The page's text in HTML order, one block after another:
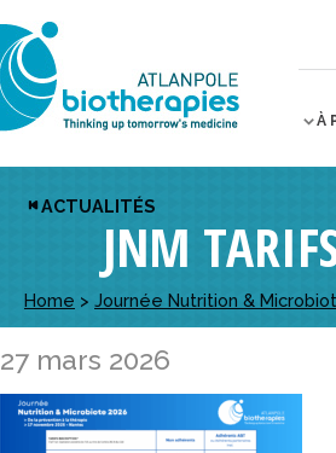
À
ACTUALITÉS
JNM
Home > Journée Nutrition &
27 mars 2026